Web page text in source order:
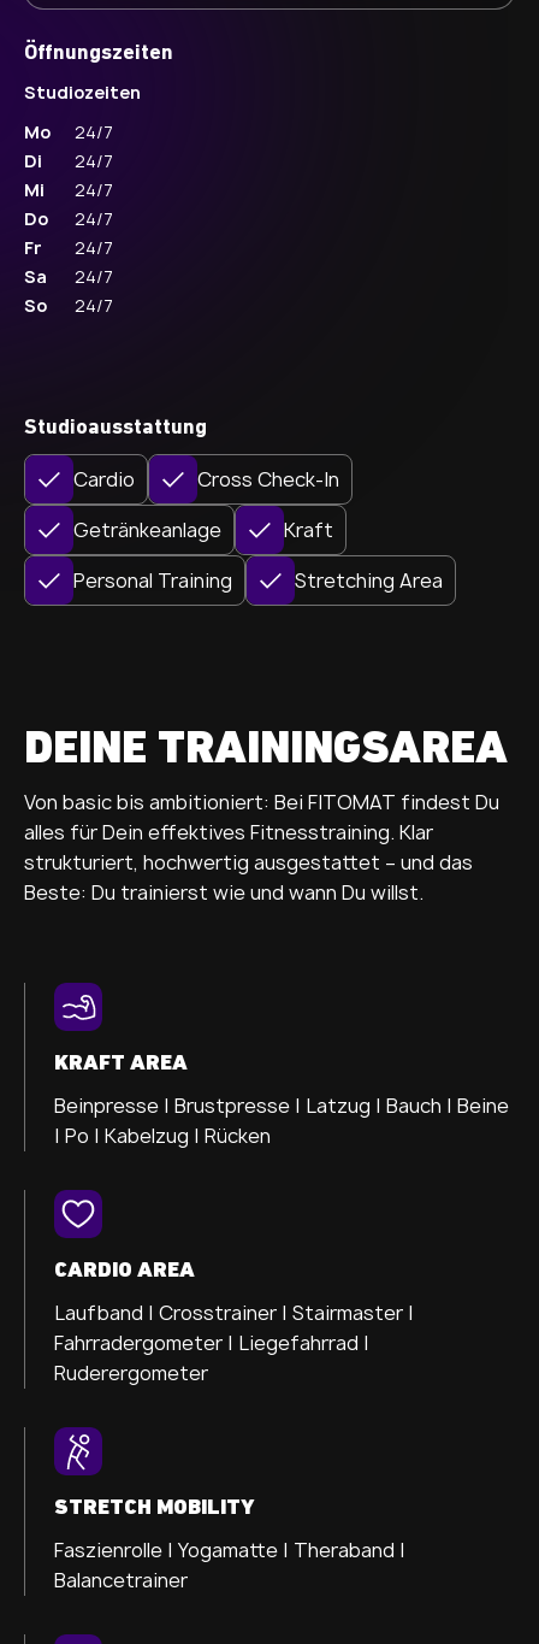
Öffnungszeiten
Studiozeiten
Mo
24/7
Di
24/7
Mi
24/7
Do
24/7
Fr
24/7
Sa
24/7
So
24/7
Studioausstattung
Cardio
Cross Check-In
Getränkeanlage
Kraft
Personal Training
Stretching Area
DEINE TRAININGSAREA
Von basic bis ambitioniert: Bei FITOMAT findest Du
alles für Dein effektives Fitnesstraining. Klar
strukturiert, hochwertig ausgestattet – und das
Beste: Du trainierst wie und wann Du willst.
KRAFT AREA
Beinpresse | Brustpresse | Latzug | Bauch | Beine
| Po | Kabelzug | Rücken
CARDIO AREA
Laufband | Crosstrainer | Stairmaster |
Fahrradergometer | Liegefahrrad |
Ruderergometer
STRETCH MOBILITY
Faszienrolle | Yogamatte | Theraband |
Balancetrainer